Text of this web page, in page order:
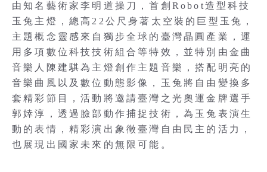
由知名藝術家李明道操刀，首創Robot造型科技
玉兔主燈，總高22公尺身著太空裝的巨型玉兔，
主題概念靈感來自獨步全球的臺灣晶圓產業，運
用多項數位科技技術組合等特效，並特別由金曲
音樂人陳建騏為主燈創作主題音樂，搭配明亮的
音樂曲風以及數位動態影像，玉兔將自由變換多
套精彩節目，活動將邀請臺灣之光奧運金牌選手
郭婞淳，透過臉部動作捕捉技術，為玉兔表演生
動的表情，精彩演出象徵臺灣自由民主的活力，
也展現出國家未來的無限可能。